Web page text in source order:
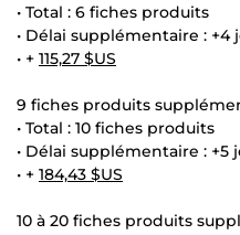
• Total : 6 fiches produits
• Délai supplémentaire : +4
• + 115,27 $US
9 fiches produits
• Total : 10 fiches produits
• Délai supplémentaire : +5
• + 184,43 $US
10 à 20 fiches produits